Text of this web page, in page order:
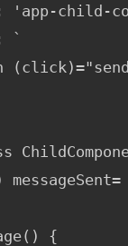
'app-child-
`
{